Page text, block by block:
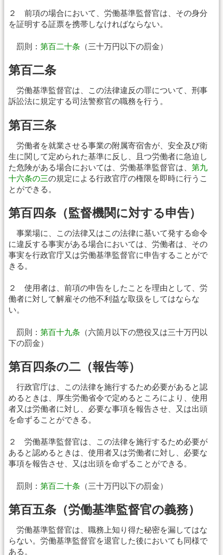
２ 前項の場合において、労働基準監督官は、その身分
を証明する証票を携帯しなければならない。
罰則： 第百二十条 （三十万円以下の罰金）
第百二条
労働基準監督官は、この法律違反の罪について、刑事
訴訟法に規定する司法警察官の職務を行う。
第百三条
労働者を就業させる事業の附属寄宿舎が、安全及び衛
生に関して定められた基準に反し、且つ労働者に急迫し
た危険がある場合においては、労働基準監督官は、 第九
十六条の三の規定による行政官庁の権限を即時に行うこ
とができる。
第百四条（監督機関に対する申告）
事業場に、この法律又はこの法律に基いて発する命令
に違反する事実がある場合においては、労働者は、その
事実を行政官庁又は労働基準監督官に申告することがで
きる。
２ 使用者は、前項の申告をしたことを理由として、労
働者に対して解雇その他不利益な取扱をしてはならな
い。
罰則： 第百十九条 （六箇月以下の懲役又は三十万円以
下の罰金）
第百四条の二（報告等）
行政官庁は、この法律を施行するため必要があると認
めるときは、厚生労働省令で定めるところにより、使用
者又は労働者に対し、必要な事項を報告させ、又は出頭
を命ずることができる。
２ 労働基準監督官は、この法律を施行するため必要が
あると認めるときは、使用者又は労働者に対し、必要な
事項を報告させ、又は出頭を命ずることができる。
罰則： 第百二十条 （三十万円以下の罰金）
第百五条（労働基準監督官の義務）
労働基準監督官は、職務上知り得た秘密を漏してはな
らない。労働基準監督官を退官した後においても同様で
ある。